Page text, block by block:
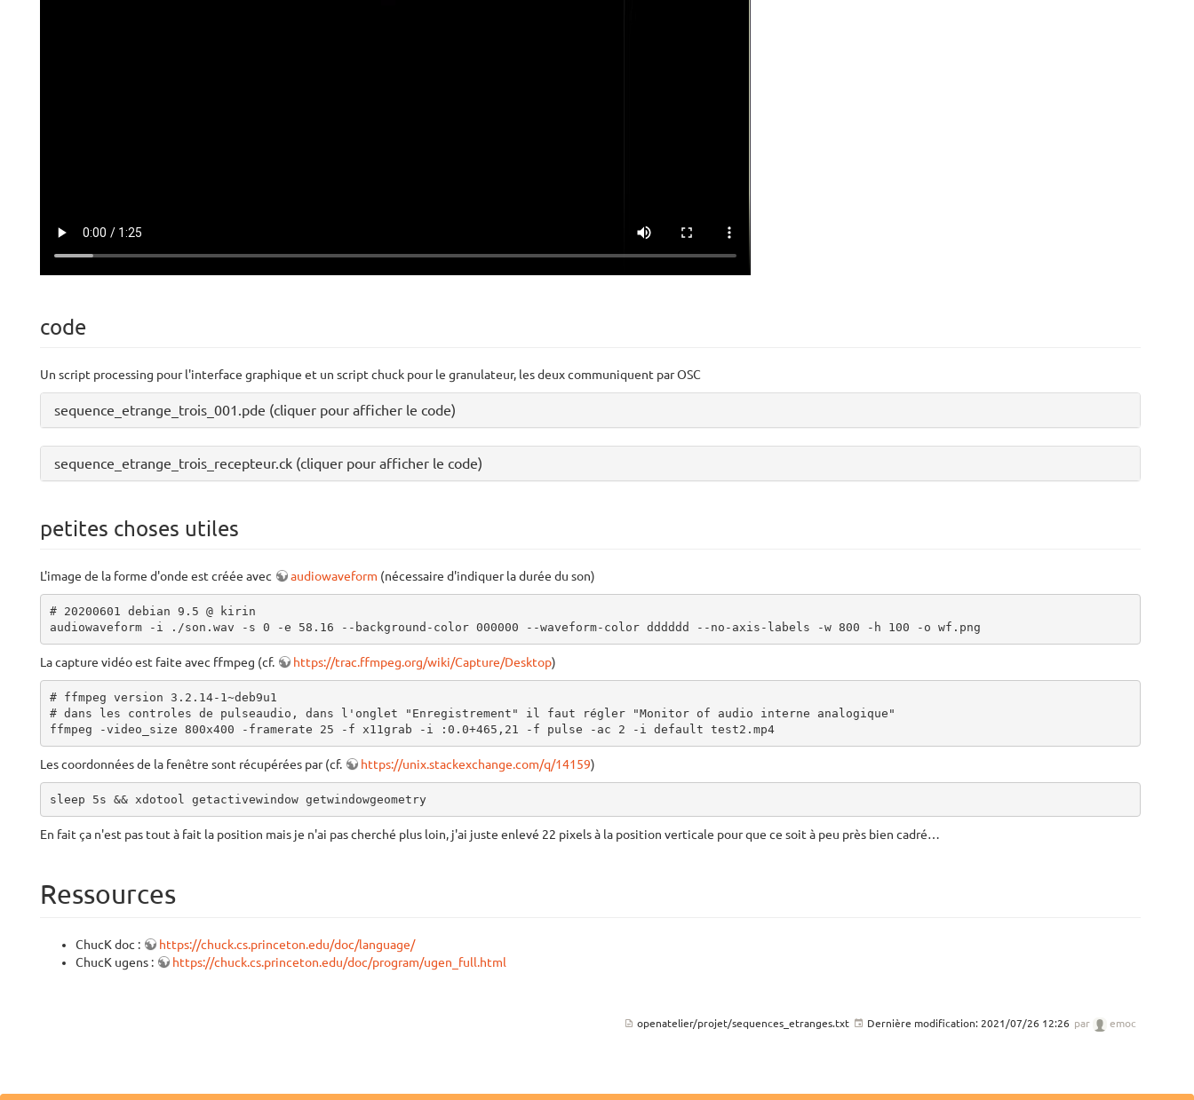
code
Un script processing pour l'interface graphique et un script chuck pour le granulateur, les deux communiquent par OSC
sequence_etrange_trois_001.pde (cliquer pour afficher le code)
sequence_etrange_trois_recepteur.ck (cliquer pour afficher le code)
petites choses utiles
L'image de la forme d'onde est créée avec audiowaveform (nécessaire d'indiquer la durée du son)
# 20200601 debian 9.5 @ kirin
audiowaveform -i ./son.wav -s 0 -e 58.16 --background-color 000000 --waveform-color dddddd --no-axis-labels -w 800 -h 100 -o wf.png
La capture vidéo est faite avec ffmpeg (cf. https://trac.ffmpeg.org/wiki/Capture/Desktop)
# ffmpeg version 3.2.14-1~deb9u1
# dans les controles de pulseaudio, dans l'onglet "Enregistrement" il faut régler "Monitor of audio interne analogique"
ffmpeg -video_size 800x400 -framerate 25 -f x11grab -i :0.0+465,21 -f pulse -ac 2 -i default test2.mp4
Les coordonnées de la fenêtre sont récupérées par (cf. https://unix.stackexchange.com/q/14159)
sleep 5s && xdotool getactivewindow getwindowgeometry
En fait ça n'est pas tout à fait la position mais je n'ai pas cherché plus loin, j'ai juste enlevé 22 pixels à la position verticale pour que ce soit à peu près bien cadré…
Ressources
ChucK doc :
https://chuck.cs.princeton.edu/doc/language/
ChucK ugens :
https://chuck.cs.princeton.edu/doc/program/ugen_full.html
openatelier/projet/sequences_etranges.txt Dernière modification: 2021/07/26 12:26 par emoc